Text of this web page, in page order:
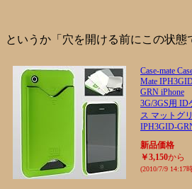
というか「穴を開ける前にこの状態
Case-mate
Mate
GRN iPhone
3G/3GS用 ID
ス マットグ
IPH3GID-
新品価格
￥3,150から
(2010/7/9 14:17